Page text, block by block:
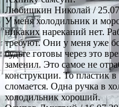
Любишкин Николай /
У меня холодильник и
никаких нареканий нет.
требуют. Они у меня уже
будьте готовы через это
заменил. Это самое не
конструкции. То пластик
сломается. Одна ручка в
холодильник хороший.